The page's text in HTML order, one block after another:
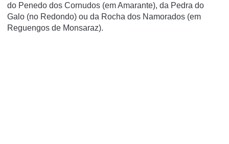
do Penedo dos Cornudos (em Amarante), da Pedra do
Galo (no Redondo) ou da Rocha dos Namorados (em
Reguengos de Monsaraz).